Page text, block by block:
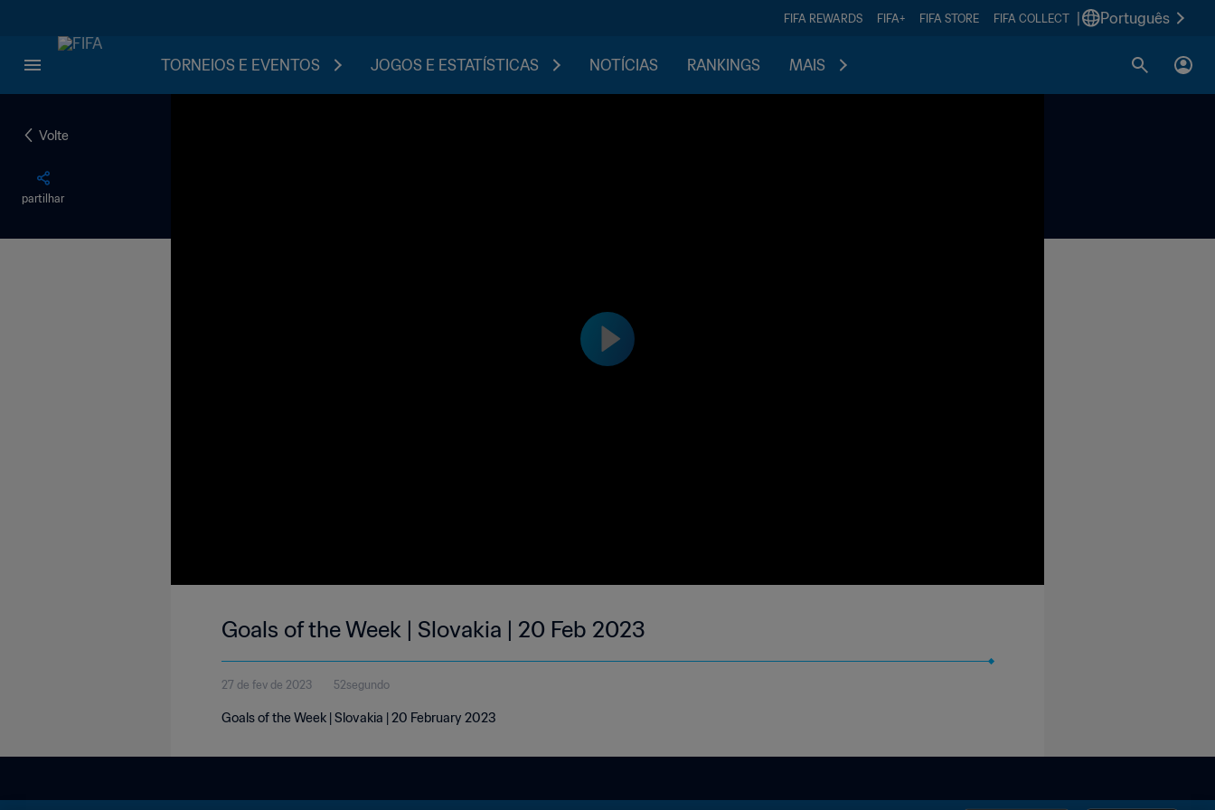
FIFA REWARDS FIFA+ FIFA STORE FIFA COLLECT Português
TORNEIOS E EVENTOS JOGOS E ESTATÍSTICAS NOTÍCIAS RANKINGS MAIS
Volte
partilhar
Goals of the Week | Slovakia | 20 Feb 2023
27 de fev de 2023 52segundo
Goals of the Week | Slovakia | 20 February 2023